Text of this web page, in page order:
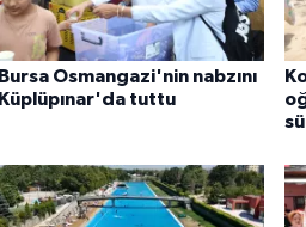
Bursa Osmangazi'nin nabzını
Küplüpınar'da tuttu